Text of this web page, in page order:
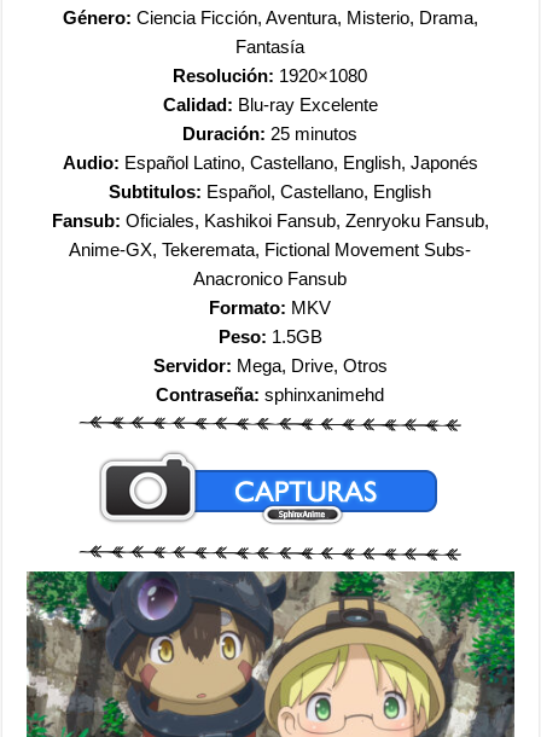
Género: Ciencia Ficción, Aventura, Misterio, Drama,
Fantasía
Resolución: 1920×1080
Calidad: Blu-ray Excelente
Duración: 25 minutos
Audio: Español Latino, Castellano, English, Japonés
Subtitulos: Español, Castellano, English
Fansub: Oficiales, Kashikoi Fansub, Zenryoku Fansub,
Anime-GX, Tekeremata, Fictional Movement Subs-
Anacronico Fansub
Formato: MKV
Peso: 1.5GB
Servidor: Mega, Drive, Otros
Contraseña: sphinxanimehd